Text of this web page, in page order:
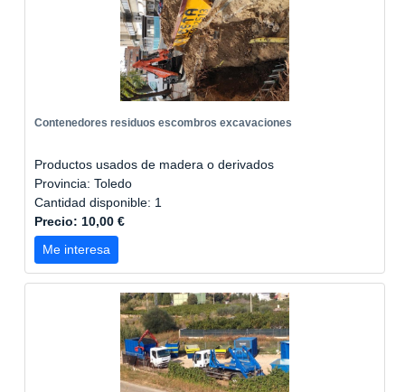
Contenedores residuos escombros excavaciones
Productos usados de madera o derivados
Provincia: Toledo
Cantidad disponible: 1
Precio: 10,00 €
Me interesa